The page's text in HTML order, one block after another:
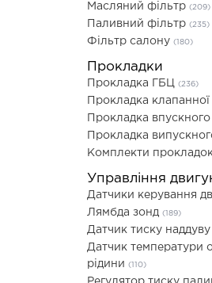
Масляний фільтр (209)
Паливний фільтр (235)
Фільтр салону (180)
Прокладки
Прокладка ГБЦ (236)
Прокладка
Прокладка
Прокладка
Комплекти
Управління
Датчики керування
Лямбда зонд (189)
Датчик тиску наддуву
Датчик температури
рідини (110)